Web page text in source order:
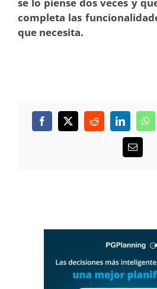
completa las
que necesita.
Facebook
X RedditLinkedIn
Correo